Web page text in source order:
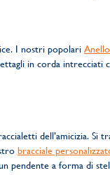
I nostri popolari
in corda intrecciati
dell’amicizia. Si
bracciale
pendente a forma di